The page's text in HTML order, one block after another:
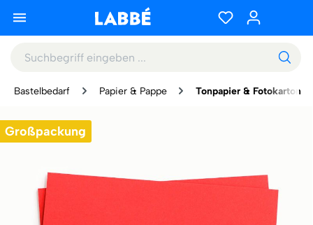
Bastelbedarf Papier & Pappe Tonpapier & Fotokarton
Großpackung